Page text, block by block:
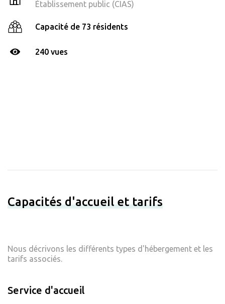
Établissement public (CIAS)
Capacité de 73 résidents
240 vues
Capacités d'accueil et tarifs
Nous décrivons les différents types d'hébergement et les
tarifs associés.
Service d'accueil